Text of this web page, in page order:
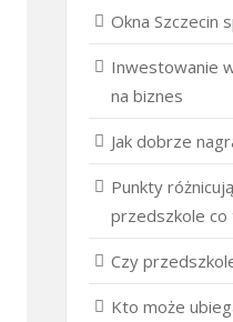
Okna Szczecin
Inwestowanie
na biznes
Jak dobrze
Punkty
przedszkole co
Czy
Kto może